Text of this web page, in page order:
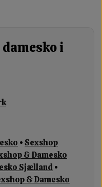
i
•Sexshop
& Damesko
Sjælland•
& Damesko